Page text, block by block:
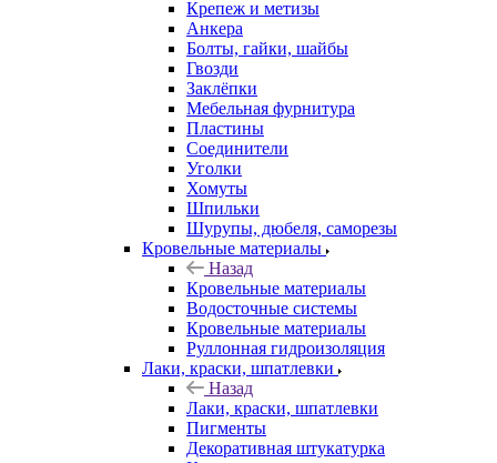
Крепеж и метизы
Анкера
Болты, гайки, шайбы
Гвозди
Заклёпки
Мебельная фурнитура
Пластины
Соединители
Уголки
Хомуты
Шпильки
Шурупы, дюбеля, саморезы
Кровельные материалы
Назад
Кровельные материалы
Водосточные системы
Кровельные материалы
Руллонная гидроизоляция
Лаки, краски, шпатлевки
Назад
Лаки, краски, шпатлевки
Пигменты
Декоративная штукатурка